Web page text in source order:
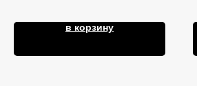
в корзину